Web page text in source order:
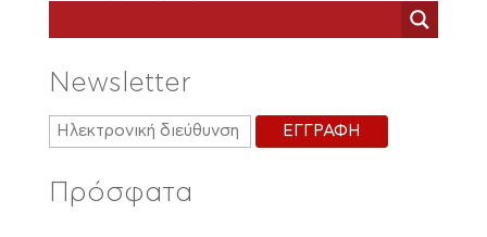
Newsletter
Πρόσφατα